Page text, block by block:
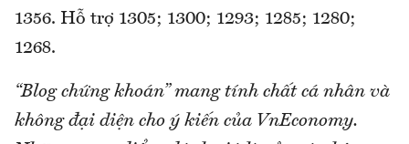
1356. Hỗ trợ 1305; 1300; 1293; 1285; 1280;
1268.
“Blog chứng khoán” mang tính chất cá nhân và
không đại diện cho ý kiến của VnEconomy.